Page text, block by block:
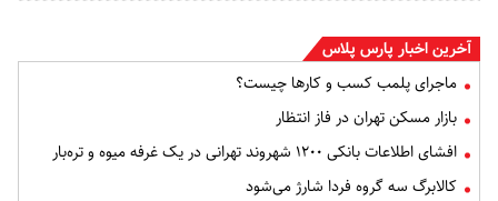
آخرین اخبار پارس پلاس
ماجرای پلمب کسب و کارها چیست؟
بازار مسکن تهران در فاز انتظار
افشای اطلاعات بانکی ۱۲۰۰ شهروند تهرانی در یک غرفه میوه و تره‌بار
کالابرگ سه گروه فردا شارژ می‌شود